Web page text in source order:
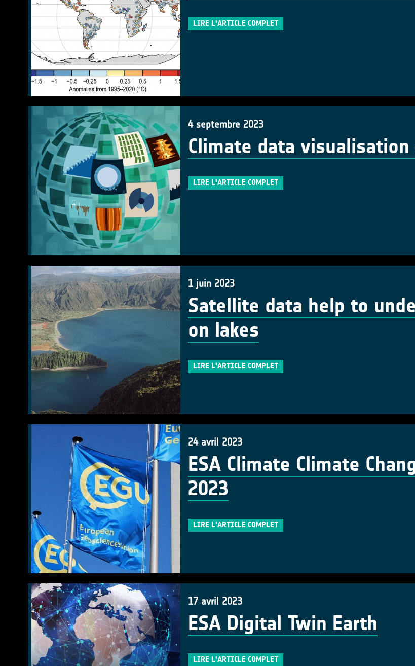
LIRE L'ARTICLE COMPLET
4 septembre 2023
Climate data
LIRE L'ARTICLE COMPLET
1 juin 2023
Satellite data help to
on lakes
LIRE L'ARTICLE COMPLET
24 avril 2023
ESA Climate Climate
2023
LIRE L'ARTICLE COMPLET
17 avril 2023
ESA Digital Twin Earth
LIRE L'ARTICLE COMPLET